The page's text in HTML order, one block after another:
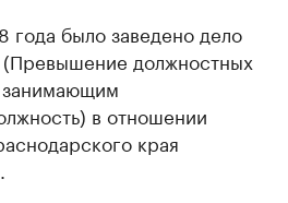
года было заведено дело
должностных
в отношении
края